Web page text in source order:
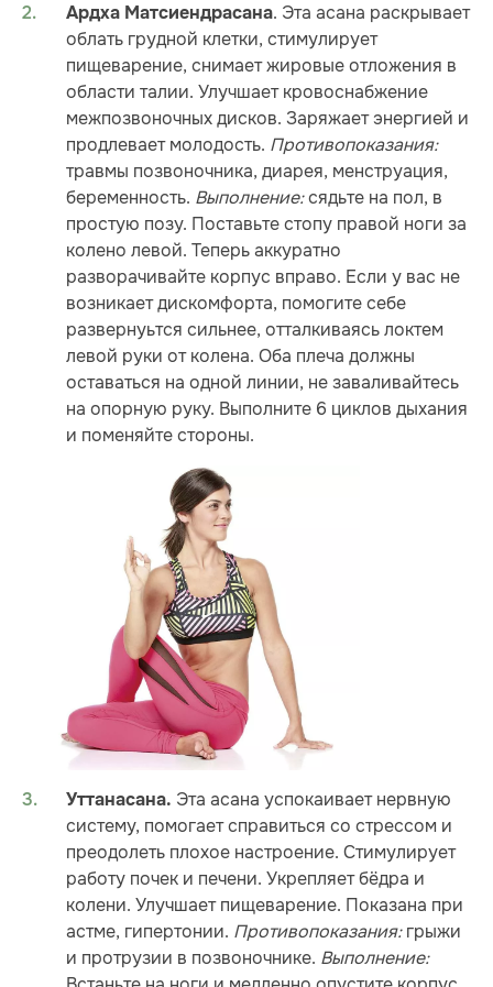
Ардха Матсиендрасана. Эта асана раскрывает
облать грудной клетки, стимулирует
пищеварение, снимает жировые отложения в
области талии. Улучшает кровоснабжение
межпозвоночных дисков. Заряжает энергией и
продлевает молодость. Противопоказания:
травмы позвоночника, диарея, менструация,
беременность. Выполнение:сядьте на пол, в
простую позу. Поставьте стопу правой ноги за
колено левой. Теперь аккуратно
разворачивайте корпус вправо. Если у вас не
возникает дискомфорта, помогите себе
развернуьтся сильнее, отталкиваясь локтем
левой руки от колена. Оба плеча должны
оставаться на одной линии, не заваливайтесь
на опорную руку. Выполните 6 циклов дыхания
и поменяйте стороны.
Уттанасана. Эта асана успокаивает нервную
систему, помогает справиться со стрессом и
преодолеть плохое настроение. Стимулирует
работу почек и печени. Укрепляет бёдра и
колени. Улучшает пищеварение. Показана при
астме, гипертонии. Противопоказания:грыжи
и протрузии в позвоночнике. Выполнение: